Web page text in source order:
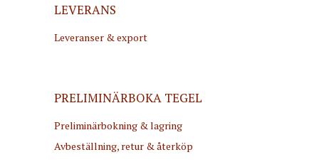
LEVERANS
Leveranser & export
PRELIMINÄRBOKA TEGEL
Preliminärbokning & lagring
Avbeställning, retur & återköp